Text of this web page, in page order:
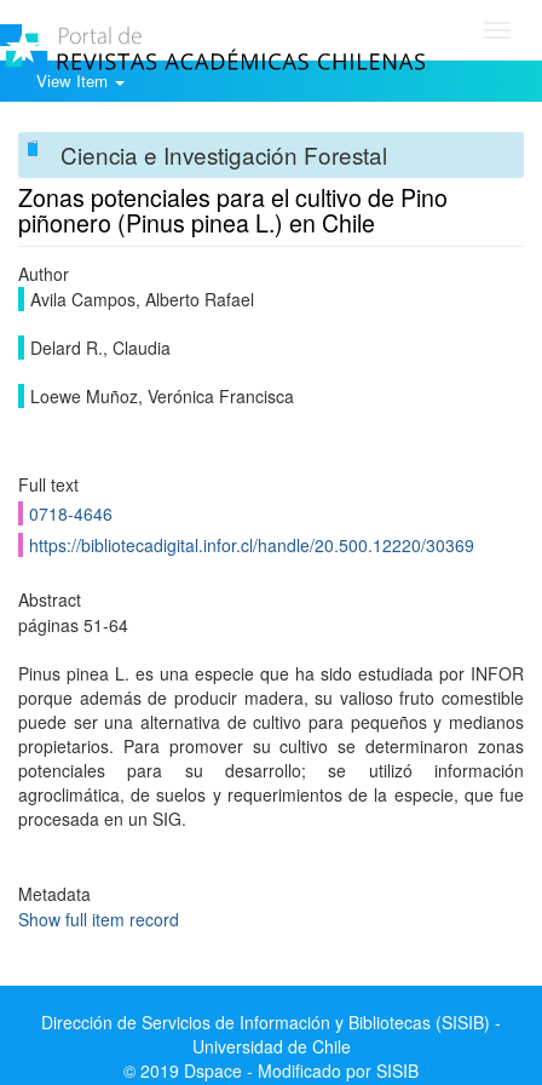
View Item
Ciencia e Investigación Forestal
Zonas potenciales para el cultivo de Pino
piñonero (Pinus pinea L.) en Chile
Author
Avila Campos, Alberto Rafael
Delard R., Claudia
Loewe Muñoz, Verónica Francisca
Full text
0718-4646
https://bibliotecadigital.infor.cl/handle/20.500.12220/30369
Abstract
páginas 51-64
Pinus pinea L. es una especie que ha sido estudiada por INFOR
porque además de producir madera, su valioso fruto comestible
puede ser una alternativa de cultivo para pequeños y medianos
propietarios. Para promover su cultivo se determinaron zonas
potenciales para su desarrollo; se utilizó información
agroclimática, de suelos y requerimientos de la especie, que fue
procesada en un SIG.
Metadata
Show full item record
Dirección de Servicios de Información y Bibliotecas (SISIB) -
Universidad de Chile
© 2019 Dspace - Modificado por SISIB